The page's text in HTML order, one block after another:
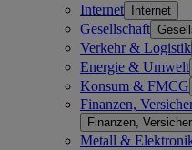
Internet Internet
Gesellschaft
Verkehr & Logistik
Energie & Umwelt
Konsum & FMCG
Finanzen,
Finanzen,
Metall &